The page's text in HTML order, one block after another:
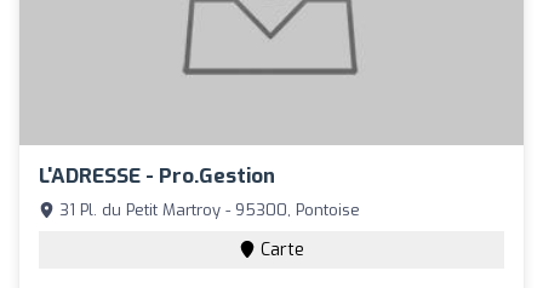
L'ADRESSE - Pro.Gestion
31 Pl. du Petit Martroy - 95300, Pontoise
Carte